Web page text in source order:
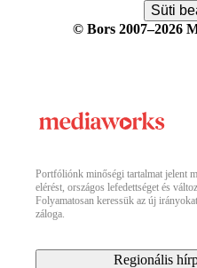
Süti
© Bors 2007–2026
Portfóliónk minőségi tartalmat jelent
elérést, országos lefedettséget és
Folyamatosan keressük az új
záloga.
Regionális